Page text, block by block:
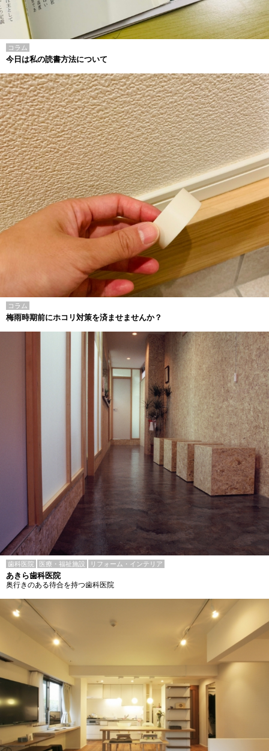
コラム
今日は私の読書方法について
コラム
梅雨時期前にホコリ対策を済ませませんか？
歯科医院 医療・福祉施設 リフォーム・インテリア
あきら歯科医院
奥行きのある待合を持つ歯科医院